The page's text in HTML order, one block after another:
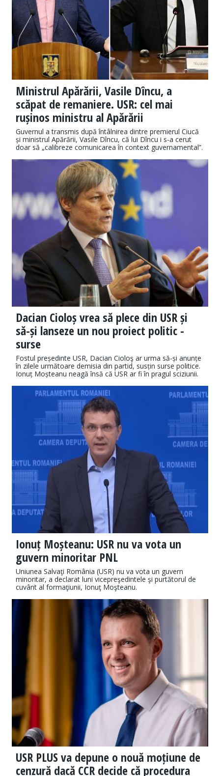
Ministrul Apărării, Vasile Dîncu, a
scăpat de remaniere. USR: cel mai
rușinos ministru al Apărării
Guvernul a transmis după întâlnirea dintre premierul Ciucă
și ministrul Apărării, Vasile Dîncu, că lui Dîncu i s-a cerut
doar să „calibreze comunicarea în context guvernamental”.
Dacian Cioloș vrea să plece din USR și
să-și lanseze un nou proiect politic -
surse
Fostul președinte USR, Dacian Cioloş ar urma să-și anunțe
în zilele următoare demisia din partid, susțin surse politice.
Ionuț Moșteanu neagă însă că USR ar fi în pragul sciziunii.
Ionuț Moșteanu: USR nu va vota un
guvern minoritar PNL
Uniunea Salvaţi România (USR) nu va vota un guvern
minoritar, a declarat luni vicepreşedintele şi purtătorul de
cuvânt al formaţiunii, Ionuţ Moşteanu.
USR PLUS va depune o nouă moțiune de
cenzură dacă CCR decide că procedura